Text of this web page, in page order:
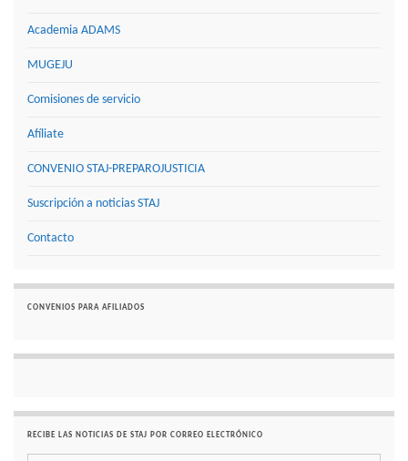
Academia ADAMS
MUGEJU
Comisiones de servicio
Afíliate
CONVENIO STAJ-PREPAROJUSTICIA
Suscripción a noticias STAJ
Contacto
CONVENIOS PARA AFILIADOS
RECIBE LAS NOTICIAS DE STAJ POR CORREO ELECTRÓNICO